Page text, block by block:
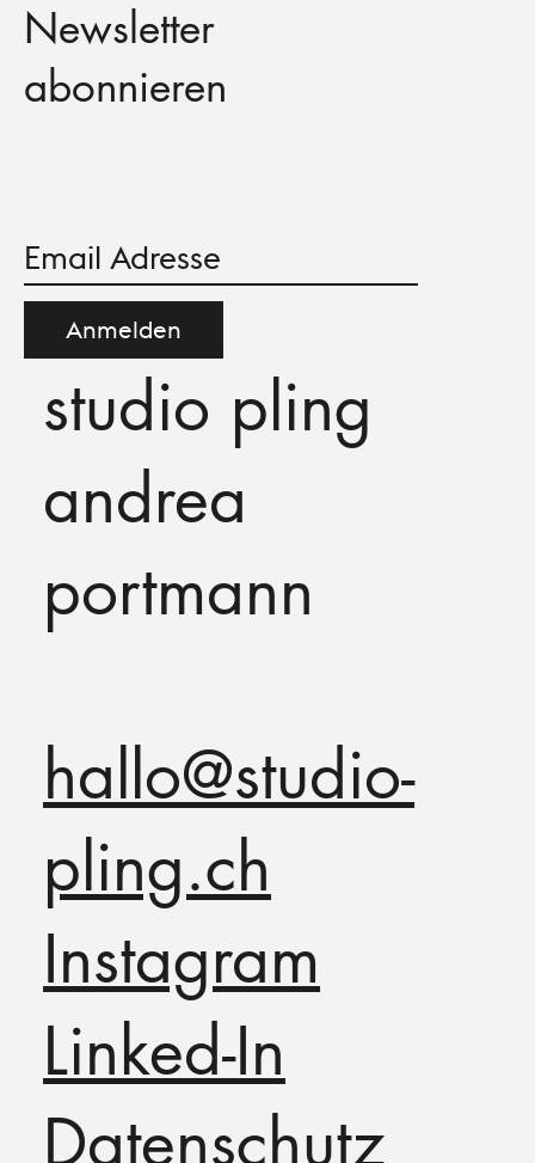
Anmelden
Newsletter
abonnieren
studio pling
andrea
portmann
hallo@studio-
pling.ch
Instagram
Linked-In
Datenschutz